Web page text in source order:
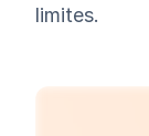
limites.